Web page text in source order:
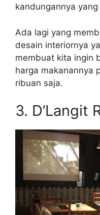
kandungannya
Ada lagi yang
desain interiornya
membuat kita ingin
harga makanannya
ribuan saja.
3. D’Langit